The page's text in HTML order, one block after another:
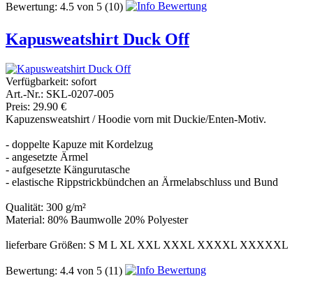
Bewertung: 4.5 von 5 (10)
Kapusweatshirt Duck Off
Verfügbarkeit: sofort
Art.-Nr.: SKL-0207-005
Preis: 29.90 €
Kapuzensweatshirt / Hoodie vorn mit Duckie/Enten-Motiv.
- doppelte Kapuze mit Kordelzug
- angesetzte Ärmel
- aufgesetzte Kängurutasche
- elastische Rippstrickbündchen an Ärmelabschluss und Bund
Qualität: 300 g/m²
Material: 80% Baumwolle 20% Polyester
lieferbare Größen: S M L XL XXL XXXL XXXXL XXXXXL
Bewertung: 4.4 von 5 (11)